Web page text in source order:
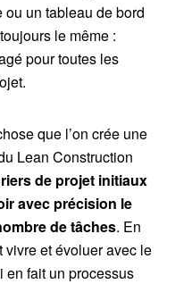
un tableau de bord
le même :
pour toutes les
que l’on crée une
Lean Construction
de projet initiaux
avec précision le
de tâches. En
vivre et évoluer avec le
en fait un processus